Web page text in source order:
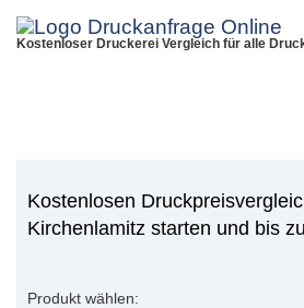
Kostenloser Druckerei Vergleich für alle
Kostenlosen
Kirchenlamitz starten und bis
Produkt wählen: